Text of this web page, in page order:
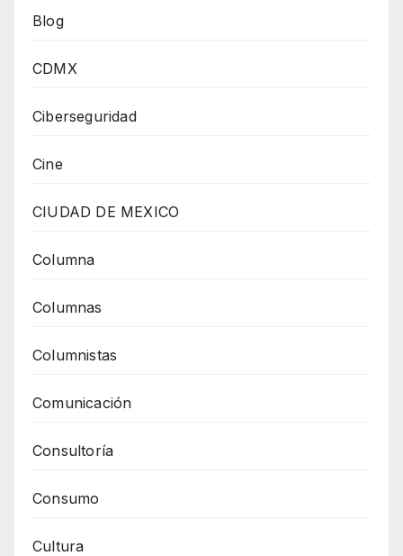
Blog
CDMX
Ciberseguridad
Cine
CIUDAD DE MEXICO
Columna
Columnas
Columnistas
Comunicación
Consultoría
Consumo
Cultura